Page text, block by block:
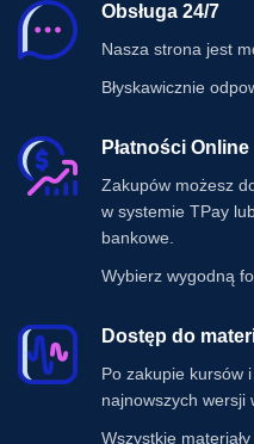
Obsługa 24/7
Nasza strona jest
Błyskawicznie
Płatności Online
Zakupów możesz
w systemie TPay
bankowe.
Wybierz wygodną
Dostęp do
Po zakupie kursów
najnowszych wersji
Wszystkie